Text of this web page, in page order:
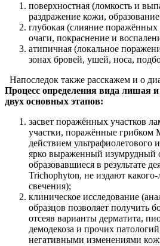
поверхностная (ломкость и
раздражение кожи,
глубокая (слияние поражённых
очаги, покраснение и
атипичная (локальное
зонах бровей, ушей, носа,
Напоследок также расскажем и о
Процесс определения вида лишая и
двух основных этапов:
засвет поражённых участков
участки, поражённые грибком
действием ультрафиолетового
ярко выраженный изумрудный
образовавшиеся в результате
Trichophyton, не издают какого-
свечения);
клиническое исследование
образцов позволяет получить
отсеяв варианты дерматита,
демодекоза и прочих
негативными изменениями